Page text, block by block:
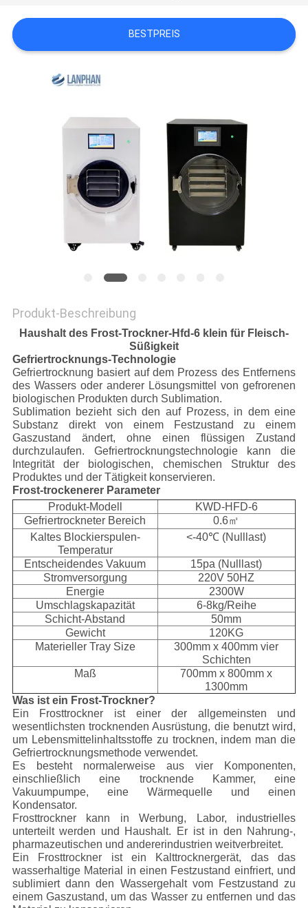
FORDERN
SIE EIN
ZITAT
SITEMAP
DATENSCHUTZRICHTLINIE
BESTPREIS
Produkt-Beschreibung
Haushalt des Frost-Trockner-Hfd-6 klein für Fleisch-
Süßigkeit
Gefriertrocknungs-Technologie
Gefriertrocknung basiert auf dem Prozess des Entfernens
des Wassers oder anderer Lösungsmittel von gefrorenen
biologischen Produkten durch Sublimation.
Sublimation bezieht sich den auf Prozess, in dem eine
Substanz direkt von einem Festzustand zu einem
Gaszustand ändert, ohne einen flüssigen Zustand
durchzulaufen. Gefriertrocknungstechnologie kann die
Integrität der biologischen, chemischen Struktur des
Produktes und der Tätigkeit konservieren.
Frost-trockenerer Parameter
Produkt-Modell
KWD-HFD-6
Gefriertrockneter Bereich
0.6㎡
Kaltes Blockierspulen-
Temperatur
<-40℃ (Nulllast)
Entscheidendes Vakuum
15pa (Nulllast)
Stromversorgung
220V 50HZ
Energie
2300W
Umschlagskapazität
6-8kg/Reihe
Schicht-Abstand
50mm
Gewicht
120KG
Materieller Tray Size
300mm x 400mm vier
Schichten
Maß
700mm x 800mm x
1300mm
Was ist ein Frost-Trockner?
Ein Frosttrockner ist einer der allgemeinsten und
wesentlichsten trocknenden Ausrüstung, die benutzt wird,
um Lebensmittelinhaltsstoffe zu trocknen, indem man die
Gefriertrocknungsmethode verwendet.
Es besteht normalerweise aus vier Komponenten,
einschließlich eine trocknende Kammer, eine
Vakuumpumpe, eine Wärmequelle und einen
Kondensator.
Frosttrockner kann in Werbung, Labor, industrielles
unterteilt werden und Haushalt. Er ist in den Nahrung-,
pharmazeutischen und andererindustrien weitverbreitet.
Ein Frosttrockner ist ein Kalttrocknergerät, das das
wasserhaltige Material in einen Festzustand einfriert, und
sublimiert dann den Wassergehalt vom Festzustand zu
einem Gaszustand, um das Wasser zu entfernen und das